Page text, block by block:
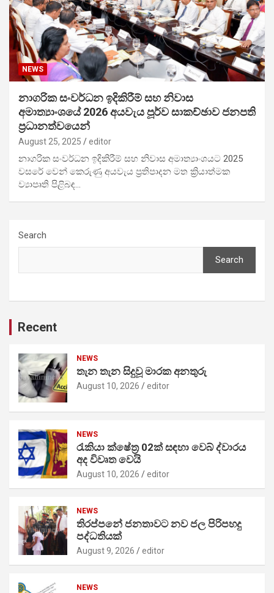
NEWS
නාගරික සංවර්ධන ඉදිකිරීම් සහ නිවාස
අමාත්‍යාංශයේ 2026 අයවැය පූර්ව සාකච්ඡාව ජනපති
ප්‍රධානත්වයෙන්
August 25, 2025 editor
නාගරික සංවර්ධන ඉදිකිරීම් සහ නිවාස අමාත්‍යාංශයට 2025
වසරේ වෙන් කෙරුණු අයවැය ප්‍රතිපාදන මත ක්‍රියාත්මක
ව්‍යාපෘති පිළිබඳ…
Search
Search
Recent
NEWS
තැන තැන සිදුවූ මාරක අනතුරු
August 10, 2026 editor
NEWS
රැකියා ක්ෂේත්‍ර 02ක් සඳහා වෙබ් ද්වාරය
අද විවෘත වෙයි
August 10, 2026 editor
NEWS
තිරප්පනේ ජනතාවට නව ජල පිරිපහදු
පද්ධතියක්
August 9, 2026 editor
NEWS